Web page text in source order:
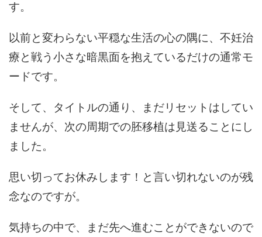
す。
以前と変わらない平穏な生活の心の隅に、不妊治
療と戦う小さな暗黒面を抱えているだけの通常モ
ードです。
そして、タイトルの通り、まだリセットはしてい
ませんが、次の周期での胚移植は見送ることにし
ました。
思い切ってお休みします！と言い切れないのが残
念なのですが。
気持ちの中で、まだ先へ進むことができないので